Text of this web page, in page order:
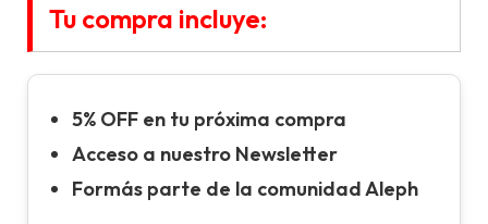
Tu compra incluye:
5% OFF en tu próxima compra
Acceso a nuestro Newsletter
Formás parte de la comunidad Aleph